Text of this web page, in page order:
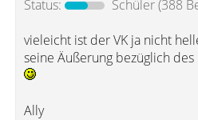
Status:
Schüler(388
vieleicht ist der VK ja nicht
seine Äußerung bezüglich
Ally